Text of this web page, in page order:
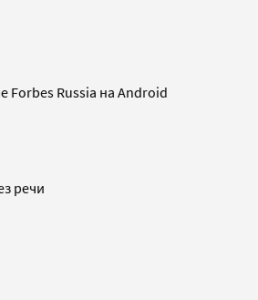
Russia на Android
речи